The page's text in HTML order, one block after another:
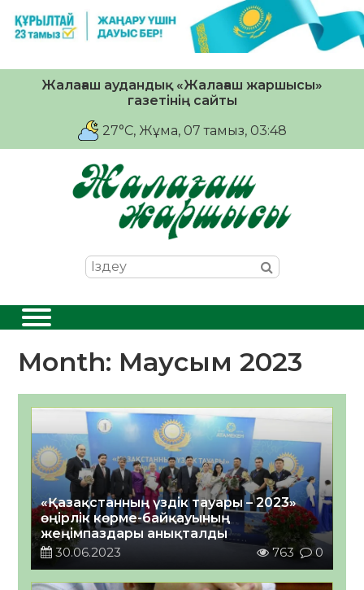
Жалағаш аудандық «Жалағаш жаршысы»
газетінің сайты
27°C, Жұма, 07 тамыз, 03:48
Month: Маусым 2023
«Қазақстанның үздік тауары – 2023»
өңірлік көрме-байқауының
жеңімпаздары анықталды
30.06.2023
763 0